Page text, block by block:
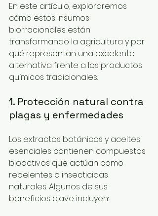
En este artículo, exploraremos
cómo estos insumos
biorracionales están
transformando la agricultura y por
qué representan una excelente
alternativa frente a los productos
químicos tradicionales.
1. Protección natural contra
plagas y enfermedades
Los extractos botánicos y aceites
esenciales contienen compuestos
bioactivos que actúan como
repelentes o insecticidas
naturales. Algunos de sus
beneficios clave incluyen: